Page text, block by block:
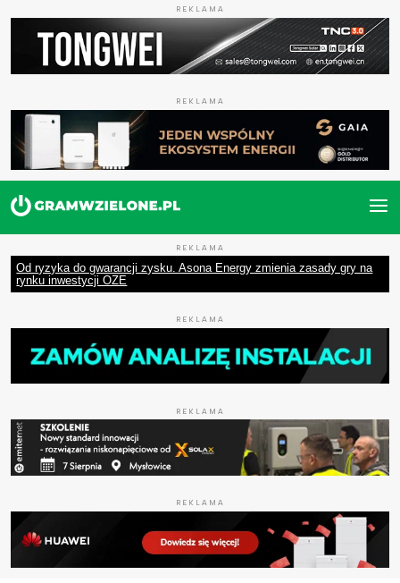
REKLAMA
REKLAMA
REKLAMA
Od ryzyka do gwarancji zysku. Asona Energy zmienia zasady gry na
rynku inwestycji OZE
REKLAMA
REKLAMA
REKLAMA